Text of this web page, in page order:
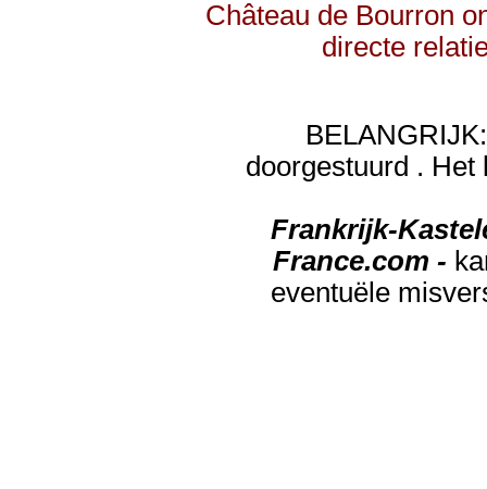
Château de Bourron
directe
doorgestuurd . Het
Frankrijk-
France.com -
eventuële